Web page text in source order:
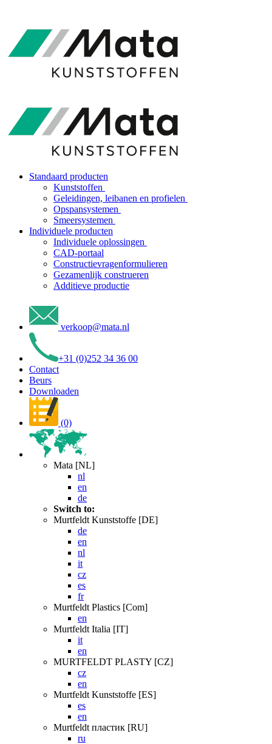
Standaard producten
Kunststoffen
Geleidingen, leibanen en profielen
Opspansystemen
Smeersystemen
Individuele producten
Individuele oplossingen
CAD-portaal
Constructievragenformulieren
Gezamenlijk construeren
Additieve productie
verkoop@mata.nl
+31 (0)252 34 36 00
Contact
Beurs
Downloaden
(0)
Mata [NL]
nl
en
de
Switch to:
Murtfeldt Kunststoffe [DE]
de
en
nl
it
cz
es
fr
Murtfeldt Plastics [Com]
en
Murtfeldt Italia [IT]
it
en
MURTFELDT PLASTY [CZ]
cz
en
Murtfeldt Kunststoffe [ES]
es
en
Murtfeldt пластик [RU]
ru